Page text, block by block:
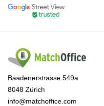
Baadenerstrasse 549a
8048 Zürich
info@matchoffice.com